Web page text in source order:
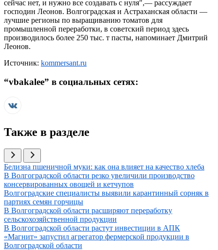
сейчас нет, и нужно все создавать с нуля",— рассуждает
господин Леонов. Волгоградская и Астраханская области —
лучшие регионы по выращиванию томатов для
промышленной переработки, в советский период здесь
производилось более 250 тыс. т пасты, напоминает Дмитрий
Леонов.
Источник: kommersant.ru
“vbakalee” в социальных сетях:
Также в разделе
Иллюстрация новости
Белизна пшеничной муки: как она влияет на качество хлеба
Иллюстрация новости
В Волгоградской области резко увеличили производство
консервированных овощей и кетчупов
Иллюстрация новости
Волгоградские специалисты выявили карантинный сорняк в
партиях семян горчицы
Иллюстрация новости
В Волгоградской области расширяют переработку
сельскохозяйственной продукции
Иллюстрация новости
В Волгоградской области растут инвестиции в АПК
Иллюстрация новости
«Магнит» запустил агрегатор фермерской продукции в
Волгоградской области